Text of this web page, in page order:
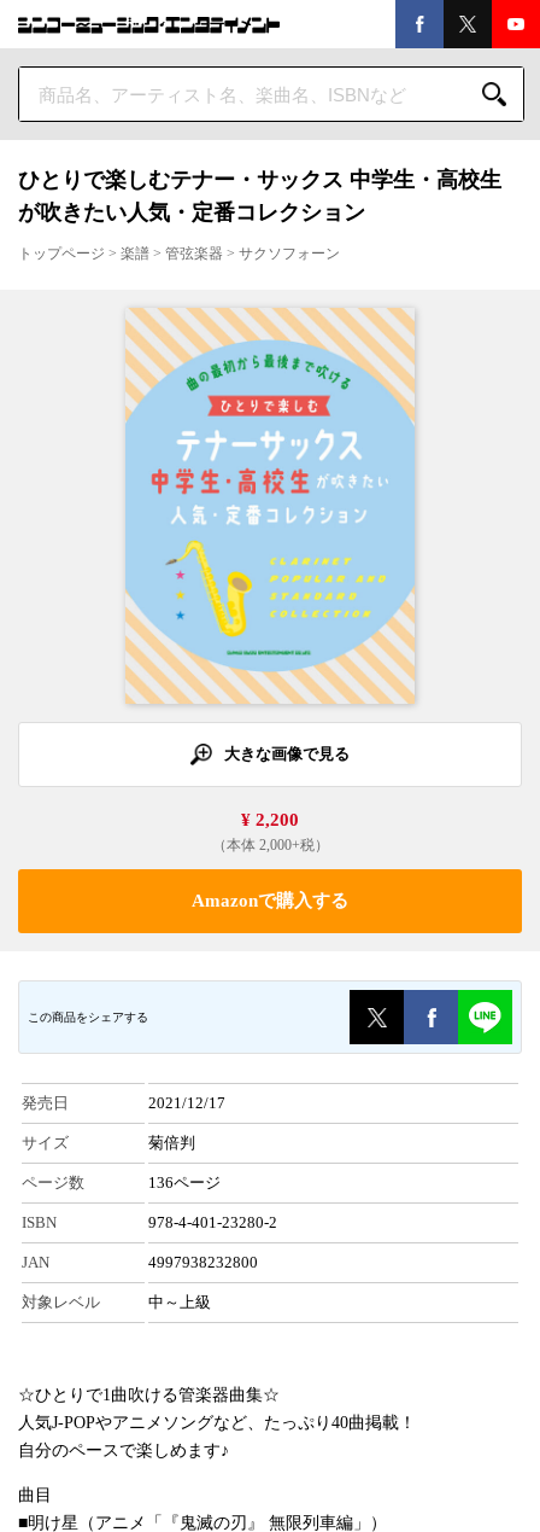
ひとりで楽しむテナー・サックス 中学生・高校生
が吹きたい人気・定番コレクション
トップページ > 楽譜 > 管弦楽器 > サクソフォーン
大きな画像で見る
¥ 2,200
（本体 2,000+税）
Amazonで購入する
この商品をシェアする
発売日 2021/12/17
サイズ 菊倍判
ページ数 136ページ
ISBN 978-4-401-23280-2
JAN 4997938232800
対象レベル 中～上級
☆ひとりで1曲吹ける管楽器曲集☆
人気J-POPやアニメソングなど、たっぷり40曲掲載！
自分のペースで楽しめます♪
曲目
■明け星（アニメ「『鬼滅の刃』 無限列車編」）